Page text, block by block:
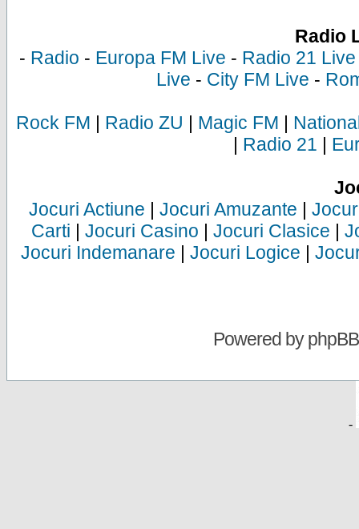
Radio
- Radio - Europa FM Live - Radio 21 Live
Live - City FM Live -
Rock FM | Radio ZU | Magic FM |
| Radio 21 |
Jocuri Actiune | Jocuri Amuzante |
Carti | Jocuri Casino | Jocuri Clasice |
Jocuri Indemanare | Jocuri Logice |
Powered byphpBB
-